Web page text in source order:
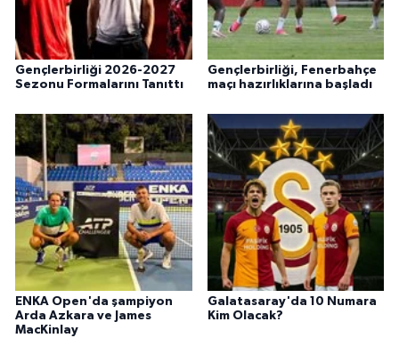
Gençlerbirliği 2026-2027
Sezonu Formalarını Tanıttı
Gençlerbirliği, Fenerbahçe
maçı hazırlıklarına başladı
ENKA Open'da şampiyon
Arda Azkara ve James
MacKinlay
Galatasaray'da 10 Numara
Kim Olacak?